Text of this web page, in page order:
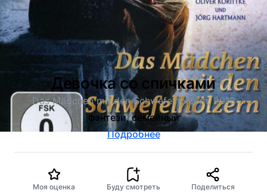
Девочка со спичками
Das Mädchen mit den Schwefelhölzern, 2013
фэнтези, семейный
Подробнее
Моя оценка Буду смотреть Поделиться